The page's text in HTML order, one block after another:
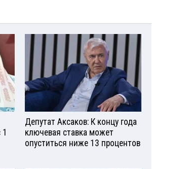
Депутат Аксаков: К концу года
ключевая ставка может
опуститься ниже 13 процентов